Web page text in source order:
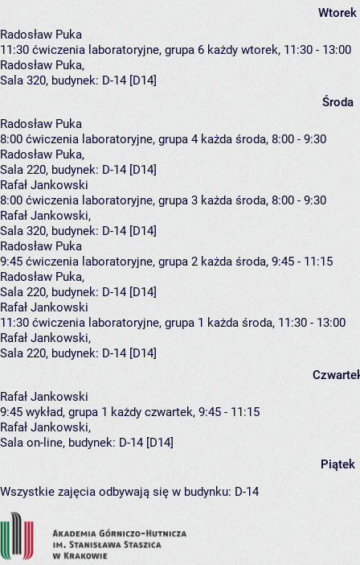
Wtorek
Radosław Puka
11:30 ćwiczenia laboratoryjne, grupa 6 każdy wtorek, 11:30 - 13:00
Radosław Puka,
Sala 320, budynek: D-14 [D14]
Środa
Radosław Puka
8:00 ćwiczenia laboratoryjne, grupa 4 każda środa, 8:00 - 9:30
Radosław Puka,
Sala 220, budynek: D-14 [D14]
Rafał Jankowski
8:00 ćwiczenia laboratoryjne, grupa 3 każda środa, 8:00 - 9:30
Rafał Jankowski,
Sala 320, budynek: D-14 [D14]
Radosław Puka
9:45 ćwiczenia laboratoryjne, grupa 2 każda środa, 9:45 - 11:15
Radosław Puka,
Sala 220, budynek: D-14 [D14]
Rafał Jankowski
11:30 ćwiczenia laboratoryjne, grupa 1 każda środa, 11:30 - 13:00
Rafał Jankowski,
Sala 220, budynek: D-14 [D14]
Rafał Jankowski
9:45 wykład, grupa 1 każdy czwartek, 9:45 - 11:15
Rafał Jankowski,
Sala on-line, budynek: D-14 [D14]
Piątek
Wszystkie zajęcia odbywają się w budynku: D-14